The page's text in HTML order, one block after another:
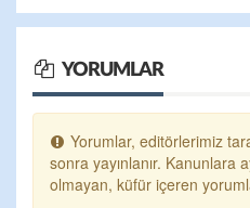
YORUMLAR
Yorumlar, editörlerimiz
sonra yayınlanır. Kanunlara
olmayan, küfür içeren